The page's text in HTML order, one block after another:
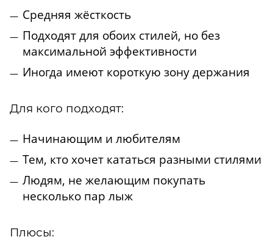
Средняя жёсткость
Подходят для обоих стилей, но без
максимальной эффективности
Иногда имеют короткую зону держания
Для кого подходят:
Начинающим и любителям
Тем, кто хочет кататься разными стилями
Людям, не желающим покупать
несколько пар лыж
Плюсы: